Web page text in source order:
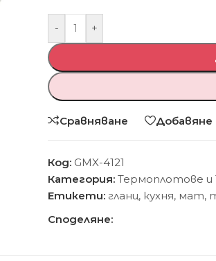
- +
Сравняване Добавяне
Код: GMX-4121
Категория: Термоплотове и
Етикети: гланц, кухня, мат,
Споделяне: